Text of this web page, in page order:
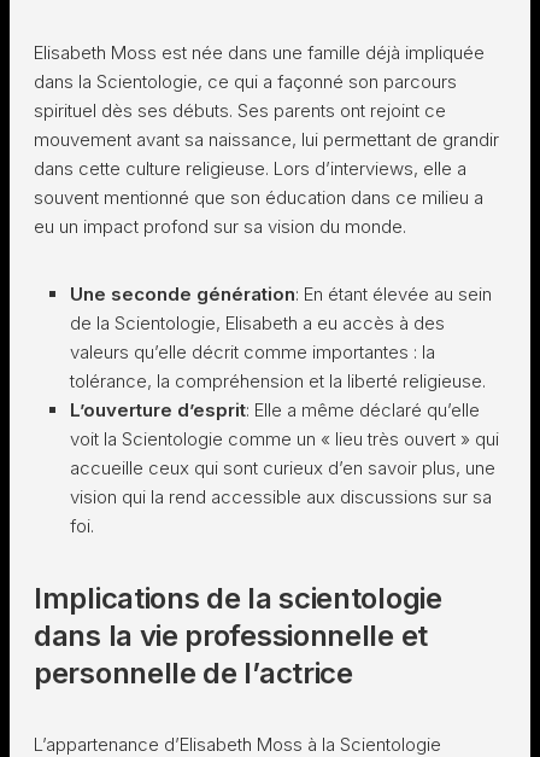
Elisabeth Moss est née dans une famille déjà impliquée
dans la Scientologie, ce qui a façonné son parcours
spirituel dès ses débuts. Ses parents ont rejoint ce
mouvement avant sa naissance, lui permettant de grandir
dans cette culture religieuse. Lors d’interviews, elle a
souvent mentionné que son éducation dans ce milieu a
eu un impact profond sur sa vision du monde.
Une seconde génération: En étant élevée au sein
de la Scientologie, Elisabeth a eu accès à des
valeurs qu’elle décrit comme importantes : la
tolérance, la compréhension et la liberté religieuse.
L’ouverture d’esprit: Elle a même déclaré qu’elle
voit la Scientologie comme un « lieu très ouvert » qui
accueille ceux qui sont curieux d’en savoir plus, une
vision qui la rend accessible aux discussions sur sa
foi.
Implications de la scientologie
dans la vie professionnelle et
personnelle de l’actrice
L’appartenance d’Elisabeth Moss à la Scientologie